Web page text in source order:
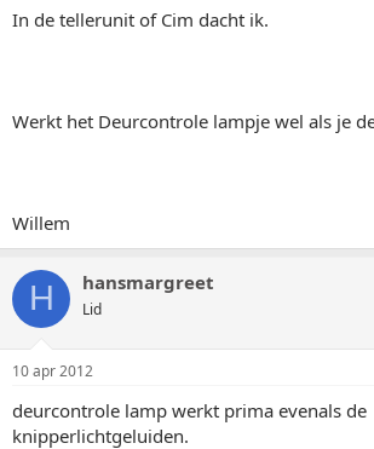
In de tellerunit of Cim dacht ik.
Werkt het Deurcontrole lampje wel als je
Willem
H hansmargreet
Lid
10 apr 2012
deurcontrole lamp werkt prima evenals de
knipperlichtgeluiden.